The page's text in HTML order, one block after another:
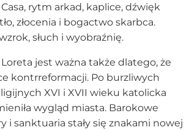
rytm arkad, kaplice, dźwięk
złocenia i bogactwo skarbca.
słuch i wyobraźnię.
jest ważna także dlatego, że
kontrreformacji. Po burzliwych
XVI i XVII wieku katolicka
wygląd miasta. Barokowe
i sanktuaria stały się znakami nowej